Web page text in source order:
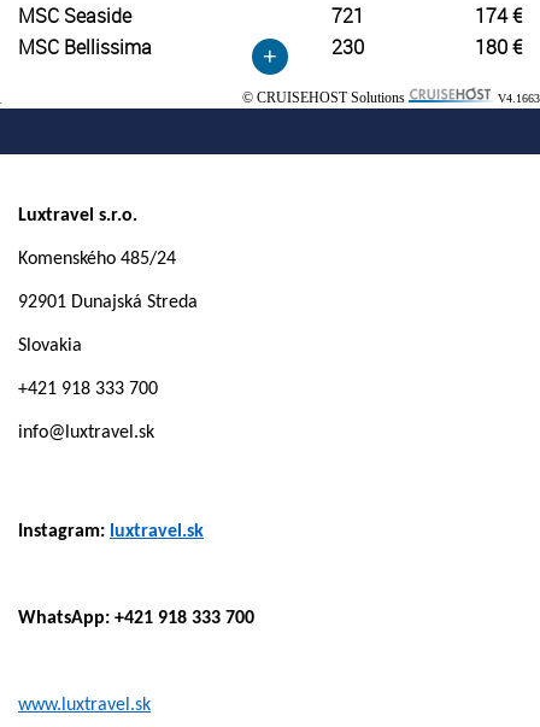
MSC Seaside
721
174 €
MSC Bellissima
230 180 €
+
© CRUISEHOST Solutions V4.1663
Luxtravel s.r.o.
Komenského 485/24
92901 Dunajská Streda
Slovakia
+421 918 333 700
info@luxtravel.sk
Instagram: luxtravel.sk
WhatsApp: +421 918 333 700
www.luxtravel.sk